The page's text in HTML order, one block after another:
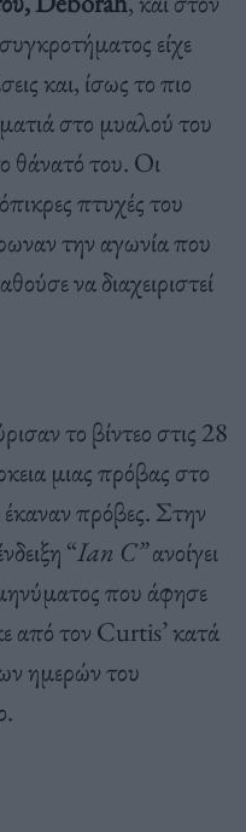
είχε
και, ίσως το πιο
στο μυαλού του
θάνατό του. Οι
πτυχές του
την αγωνία που
να διαχειριστεί
το βίντεο στις 28
μιας πρόβας στο
πρόβες. Στην
“Ian C”ανοίγει
μηνύματος που άφησε
από τον Curtis’ κατά
ημερών του